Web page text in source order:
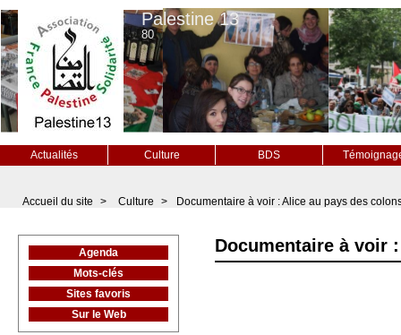
Palestine 13
80
Actualités Culture BDS
Accueil du site > Culture > Documentaire à voir : Alice au pays des
Documentaire à voir
Agenda
Mots-clés
Sites favoris
Sur le Web